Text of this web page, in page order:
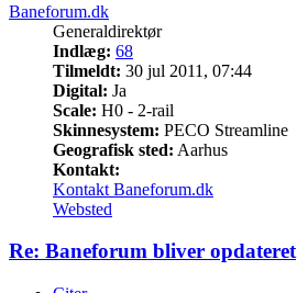
Baneforum.dk
Generaldirektør
Indlæg: 68
Tilmeldt: 30 jul 2011, 07:44
Digital: Ja
Scale: H0 - 2-rail
Skinnesystem: PECO Streamline
Geografisk sted: Aarhus
Kontakt:
Kontakt Baneforum.dk
Websted
Re: Baneforum bliver opdateret